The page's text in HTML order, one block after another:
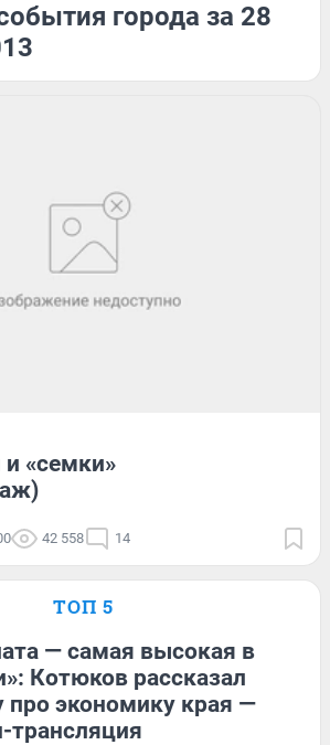
города за 28
«семки»
42 558 14
ТОП 5
— самая высокая в
Котюков рассказал
про экономику края —
трансляция